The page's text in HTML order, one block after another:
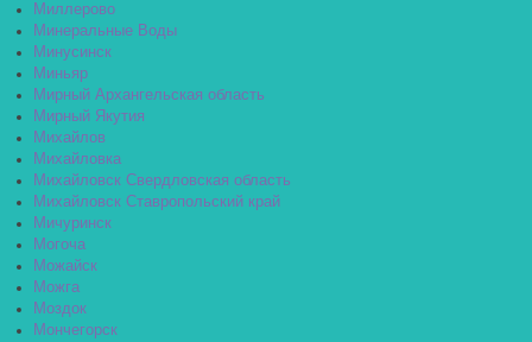
Миллерово
Минеральные Воды
Минусинск
Миньяр
Мирный Архангельская область
Мирный Якутия
Михайлов
Михайловка
Михайловск Свердловская область
Михайловск Ставропольский край
Мичуринск
Могоча
Можайск
Можга
Моздок
Мончегорск